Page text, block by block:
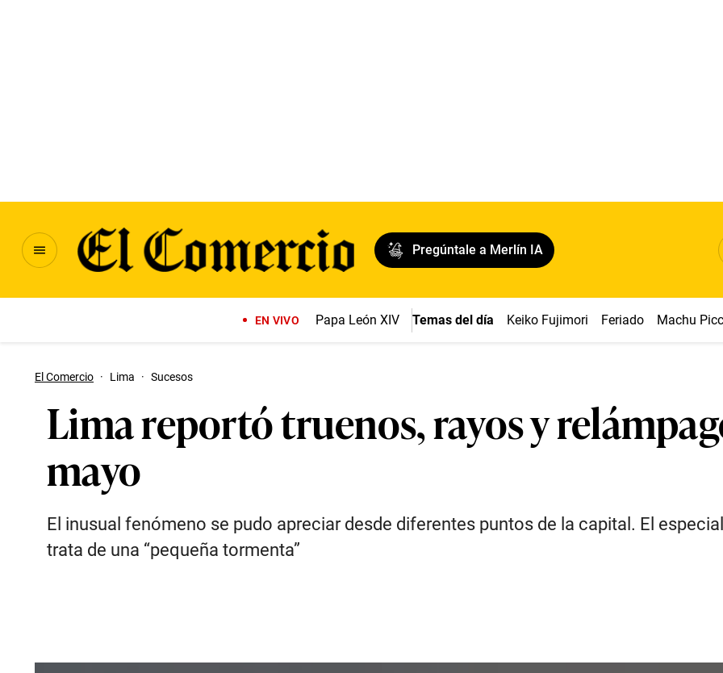
Pregúntale a Merlín IA
EN VIVO Papa León XIV Temas del día Keiko Fujimori Feriado Machu
El Comercio · Lima · Sucesos
Lima reportó truenos, rayos y
mayo
El inusual fenómeno se pudo apreciar desde diferentes puntos de la capital. El
trata de una “pequeña tormenta”